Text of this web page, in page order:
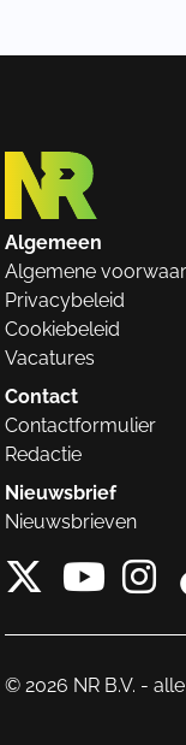
Algemeen
Algemene
Privacybeleid
Cookiebeleid
Vacatures
Contact
Contactformulier
Redactie
Nieuwsbrief
Nieuwsbrieven
X van
© 2026 NR B.V. -